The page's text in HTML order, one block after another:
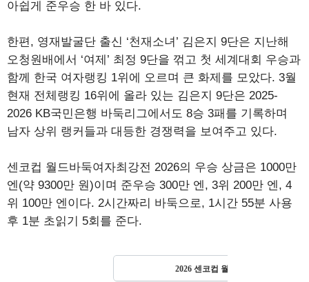
아쉽게 준우승 한 바 있다.
한편, 영재발굴단 출신 ‘천재소녀’ 김은지 9단은 지난해
오청원배에서 ‘여제’ 최정 9단을 꺾고 첫 세계대회 우승과
함께 한국 여자랭킹 1위에 오르며 큰 화제를 모았다. 3월
현재 전체랭킹 16위에 올라 있는 김은지 9단은 2025-
2026 KB국민은행 바둑리그에서도 8승 3패를 기록하며
남자 상위 랭커들과 대등한 경쟁력을 보여주고 있다.
센코컵 월드바둑여자최강전 2026의 우승 상금은 1000만
엔(약 9300만 원)이며 준우승 300만 엔, 3위 200만 엔, 4
위 100만 엔이다. 2시간짜리 바둑으로, 1시간 55분 사용
후 1분 초읽기 5회를 준다.